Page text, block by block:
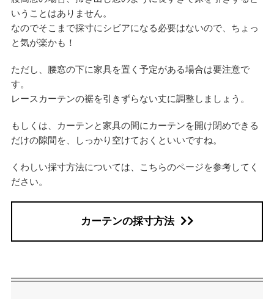
いうことはありません。
なのでそこまで採寸にシビアになる必要はないので、ちょっ
と気が楽かも！
ただし、腰窓の下に家具を置く予定がある場合は要注意で
す。
レースカーテンの裾を引きずらない丈に調整しましょう。
もしくは、カーテンと家具の間にカーテンを開け閉めできる
だけの隙間を、しっかり空けておくといいですね。
くわしい採寸方法については、こちらのページを参考してく
ださい。
カーテンの採寸方法